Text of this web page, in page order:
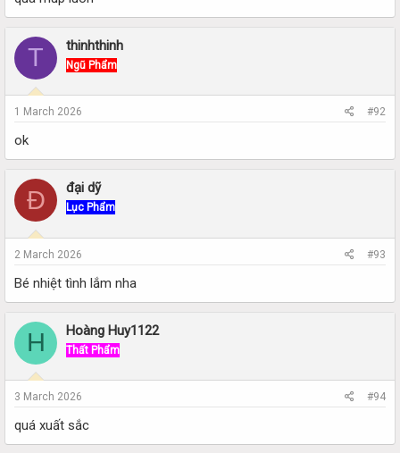
T thinhthinh
Ngũ Phẩm
1 March 2026 #92
ok
Đ đại dỹ
Lục Phẩm
2 March 2026 #93
Bé nhiệt tình lắm nha
H Hoàng Huy1122
Thất Phẩm
3 March 2026 #94
quá xuất sắc